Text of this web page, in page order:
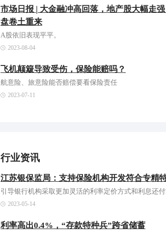
市场日报 | 大金融冲高回落，地产股大幅走
盘卷土重来
A股依旧表现平平。
2023-08-04
飞机颠簸导致受伤，保险能赔吗？
航意险、旅意险能否赔偿要看保险责任
2023-07-11
行业资讯
江苏银保监局：支持保险机构开发符合专精
引导银行机构采取更加灵活的利率定价方式和利息还
2023-05-14
利率高出0.4%，“存款特种兵”跨省储蓄